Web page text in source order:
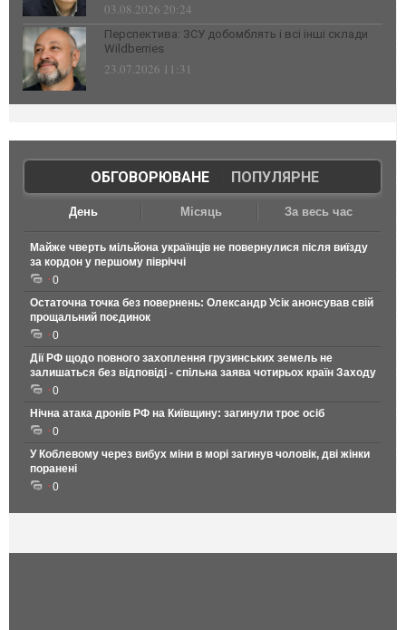
03.08.2026 20:24
Перспектива: ЗСУ добомблять і всі інші склади
Wildberries
23.07.2026 11:31
ОБГОВОРЮВАНЕ| ПОПУЛЯРНЕ
День Місяць За весь час
Майже чверть мільйона українців не повернулися після виїзду
за кордон у першому півріччі
0
Остаточна точка без повернень: Олександр Усік анонсував свій
прощальний поєдинок
0
Дії РФ щодо повного захоплення грузинських земель не
залишаться без відповіді - спільна заява чотирьох країн Заходу
0
Нічна атака дронів РФ на Київщину: загинули троє осіб
0
У Коблевому через вибух міни в морі загинув чоловік, дві жінки
поранені
0